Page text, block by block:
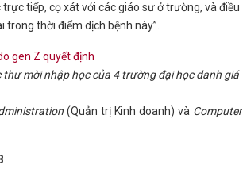
tiếp, cọ xát với các giáo sư ở trường, và điều
thời điểm dịch bệnh này”.
mời nhập học của 4 trường đại học danh giá
(Quản trị Kinh doanh) và Computer